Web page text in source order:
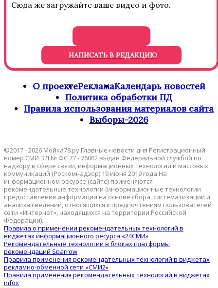
Сюда же загружайте ваше видео и фото.
НАПИСАТЬ В РЕДАКЦИЮ
О проектеРекламаКалендарь новостей
Политика обработки ПД
Правила использования материалов сайта
Выборы-2026
©2017 - 2026 Мойка78.ру Главные новости дня Регистрационный
номер СМИ ЭЛ № ФС 77 - 76062 выдан Федеральной службой по
надзору в сфере связи, информационных технологий и массовых
коммуникаций (Роскомнадзор) 19 июня 2019 года На
информационном ресурсе (сайте) применяются
рекомендательные технологии (информационные технологии
предоставления информации на основе сбора, систематизации и
анализа сведений, относящихся к предпочтениям пользователей
сети «Интернет», находящихся на территории Российской
Федерации).
Правила о применении рекомендательных технологий в
виджетах информационного ресурса «24СМИ»
Рекомендательные технологии в блоках платформы
рекомендаций Sparrow
Правила применения рекомендательных технологий в виджетах
рекламно-обменной сети «СМИ2»
Правила применения рекомендательных технологий в виджетах
infox